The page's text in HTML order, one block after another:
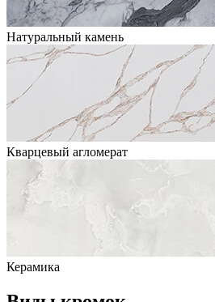
Натуральный камень
Кварцевый агломерат
Керамика